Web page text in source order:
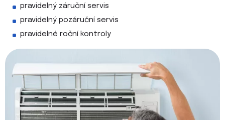
pravidelný záruční servis
pravidelný pozáruční servis
pravidelné roční kontroly